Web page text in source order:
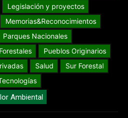
Legislación y proyectos
Memorias&Reconocimientos
Parques Nacionales
Pueblos Originarios
Salud
Sur Forestal
Ambiental